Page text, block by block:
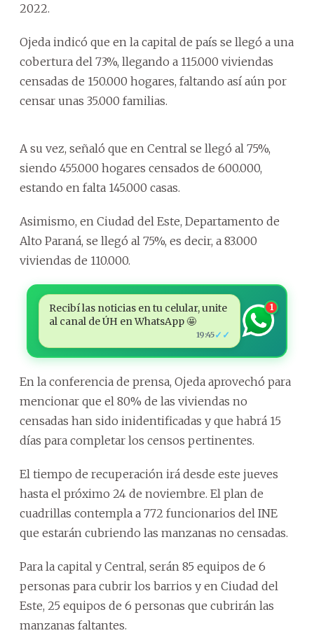
2022.
Ojeda indicó que en la capital de país se llegó a una
cobertura del 73%, llegando a 115.000 viviendas
censadas de 150.000 hogares, faltando así aún por
censar unas 35.000 familias.
A su vez, señaló que en Central se llegó al 75%,
siendo 455.000 hogares censados de 600.000,
estando en falta 145.000 casas.
Asimismo, en Ciudad del Este, Departamento de
Alto Paraná, se llegó al 75%, es decir, a 83.000
viviendas de 110.000.
Recibí las noticias en tu celular, unite
al canal de ÚH en WhatsApp 🤩
19:45✓✓
1
En la conferencia de prensa, Ojeda aprovechó para
mencionar que el 80% de las viviendas no
censadas han sido inidentificadas y que habrá 15
días para completar los censos pertinentes.
El tiempo de recuperación irá desde este jueves
hasta el próximo 24 de noviembre. El plan de
cuadrillas contempla a 772 funcionarios del INE
que estarán cubriendo las manzanas no censadas.
Para la capital y Central, serán 85 equipos de 6
personas para cubrir los barrios y en Ciudad del
Este, 25 equipos de 6 personas que cubrirán las
manzanas faltantes.